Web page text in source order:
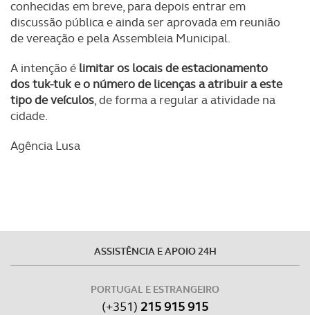
necessário no contexto dos serviços a prestar.
Realçamos que o bloqueio de certo tipo de Cookies e
tecnologias similares pode ter impacto na sua
experiência de navegação no Website e nos serviços
disponibilizados.
conhecidas em breve, para depois entrar em
discussão pública e ainda ser aprovada em reunião
de vereação e pela Assembleia Municipal.
A intenção é limitar os locais de estacionamento
dos tuk-tuk e o número de licenças a atribuir a este
tipo de veículos, de forma a regular a atividade na
cidade.
Agência Lusa
ASSISTÊNCIA E APOIO 24H
PORTUGAL E ESTRANGEIRO
(+351) 215 915 915